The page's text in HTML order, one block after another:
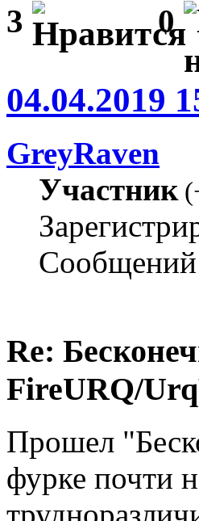
3 0
04.04.2019
GreyRaven
Участник(
Re:
FireURQ/
Прошел
фурке почти